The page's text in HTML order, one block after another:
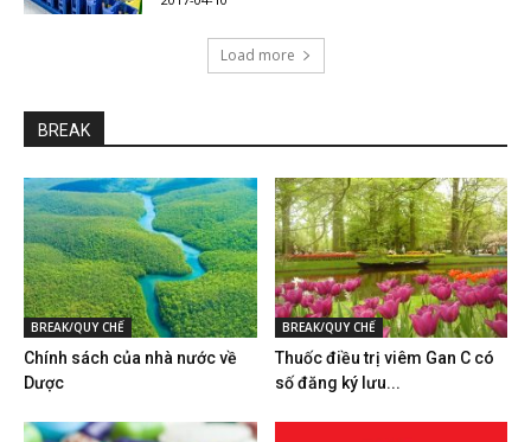
Load more
BREAK
BREAK/QUY CHẾ
Chính sách của nhà nước về
Dược
BREAK/QUY CHẾ
Thuốc điều trị viêm Gan C có
số đăng ký lưu...